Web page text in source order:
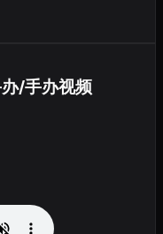
/手办视频